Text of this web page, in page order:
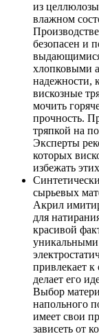
из
влажном
безопасен и
хлопковыми
надежности,
вискозные
мочить
прочность.
тряпкой на
Эксперты
которых
избежать
сырьевых
Акрил
для
красивой
уникальными
привлекает к
делает его
Выбор
напольного
имеет свои
зависеть от